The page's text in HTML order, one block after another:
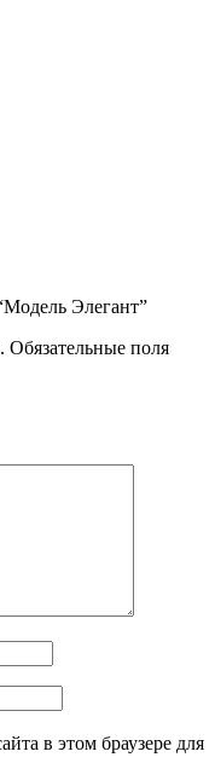
Элегант”
Обязательные поля
в этом браузере для